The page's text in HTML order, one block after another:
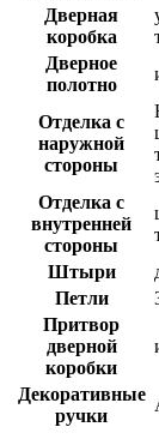
Дверная
коробка
Дверное
полотно
Отделка с
наружной
стороны
Отделка с
внутренней
стороны
Штыри
Петли
Притвор
дверной
коробки
Декоративные
ручки